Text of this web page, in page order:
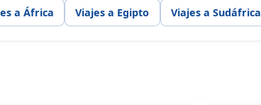
a África Viajes a Egipto Viajes a Sudáfrica